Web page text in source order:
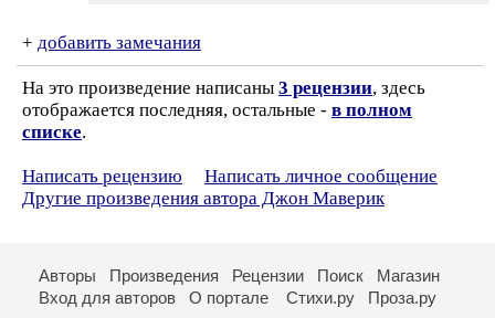
+ добавить замечания
На это произведение написаны 3 рецензии, здесь
отображается последняя, остальные - в полном
списке.
Написать рецензию
Написать личное сообщение
Другие произведения автора Джон Маверик
Авторы Произведения Рецензии Поиск
Магазин
Вход для авторов
О портале Стихи.ру Проза.ру